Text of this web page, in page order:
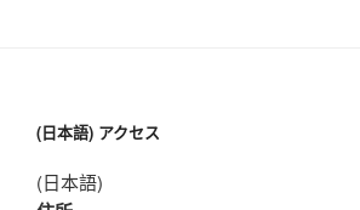
(日本語) アクセス
(日本語)